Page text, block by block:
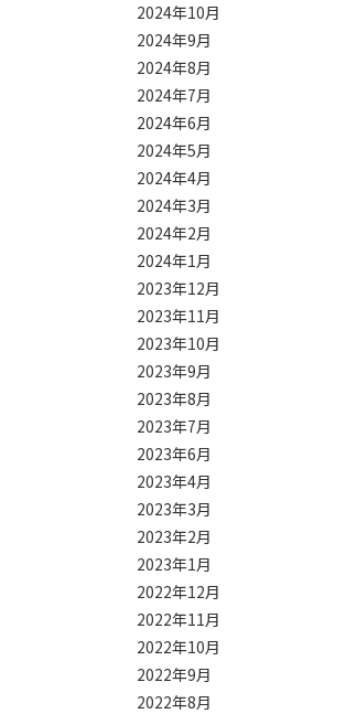
2024年10月
2024年9月
2024年8月
2024年7月
2024年6月
2024年5月
2024年4月
2024年3月
2024年2月
2024年1月
2023年12月
2023年11月
2023年10月
2023年9月
2023年8月
2023年7月
2023年6月
2023年4月
2023年3月
2023年2月
2023年1月
2022年12月
2022年11月
2022年10月
2022年9月
2022年8月